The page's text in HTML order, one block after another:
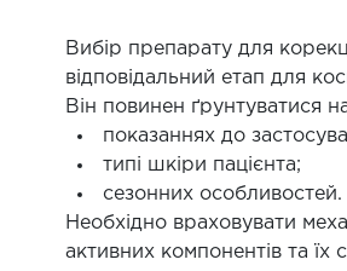
Вибір препарату для
відповідальний етап для
Він повинен ґрунтуватися
показаннях до
типі шкіри пацієнта;
сезонних особливостей.
Необхідно враховувати
активних компонентів та їх